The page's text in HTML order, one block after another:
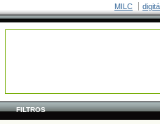
MILC
FILTROS